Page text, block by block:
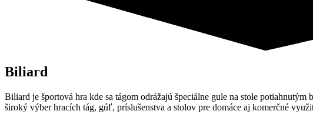
Biliard
Biliard je športová hra kde sa tágom odrážajú špeciálne gule na stole
široký výber hracích tág, gúľ, príslušenstva a stolov pre domáce aj komerčné